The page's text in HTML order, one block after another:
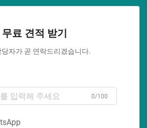
무료 견적 받기
당자가 곧 연락드리겠습니다.
0/100